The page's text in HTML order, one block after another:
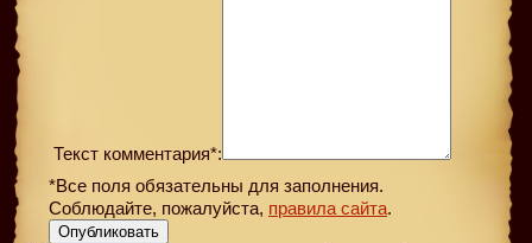
Текст комментария*:
*Все поля обязательны для заполнения.
Соблюдайте, пожалуйста, правила сайта.
Опубликовать